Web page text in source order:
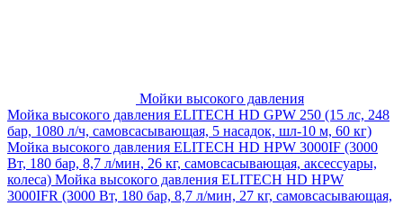
Мойки высокого давления
Мойка высокого давления ELITECH HD GPW 250 (15 лс, 248
бар, 1080 л/ч, самовсасывающая, 5 насадок, шл-10 м, 60 кг)
Мойка высокого давления ELITECH HD HPW 3000IF (3000
Вт, 180 бар, 8,7 л/мин, 26 кг, самовсасывающая, аксессуары,
колеса) Мойка высокого давления ELITECH HD HPW
3000IFR (3000 Вт, 180 бар, 8,7 л/мин, 27 кг, самовсасывающая,